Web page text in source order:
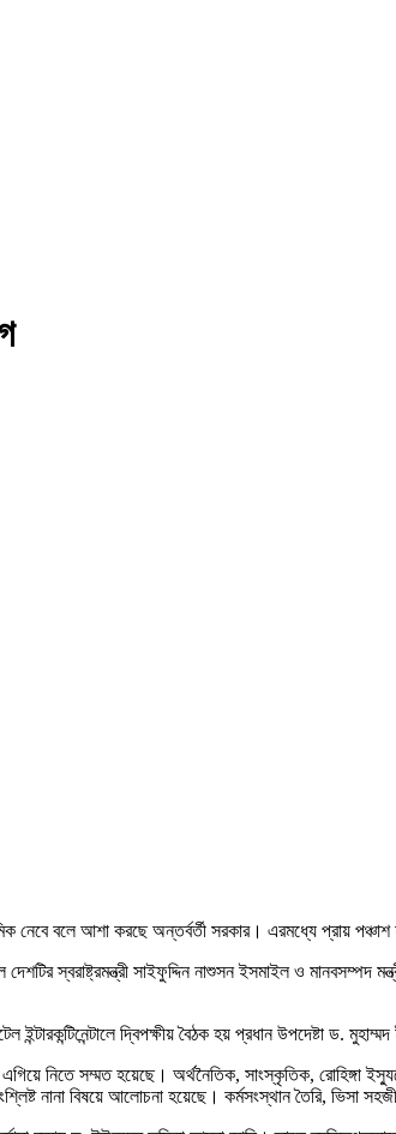
বলে আশা করছে অন্তর্বর্তী সরকার। এরমধ্যে প্রায় পঞ্চাশ
স্বরাষ্ট্রমন্ত্রী সাইফুদ্দিন নাশুসন ইসমাইল ও মানবসম্পদ
দ্বিপক্ষীয় বৈঠক হয় প্রধান উপদেষ্টা ড.
নিতে সম্মত হয়েছে। অর্থনৈতিক, সাংস্কৃতিক, রোহিঙ্গা
নানা বিষয়ে আলোচনা হয়েছে। কর্মসংস্থান তৈরি, ভিসা